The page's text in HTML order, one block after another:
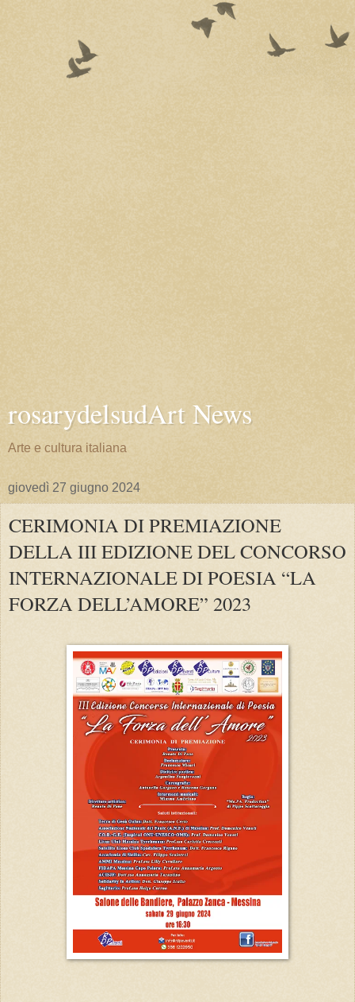
rosarydelsudArt News
Arte e cultura italiana
giovedì 27 giugno 2024
CERIMONIA DI PREMIAZIONE
DELLA III EDIZIONE DEL CONCORSO
INTERNAZIONALE DI POESIA “LA
FORZA DELL’AMORE” 2023